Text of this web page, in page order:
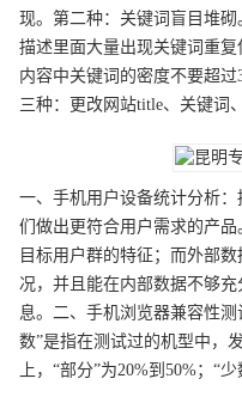
现。第二种：关键词盲目堆
描述里面大量出现关键词重复
内容中关键词的密度不要超
三种：更改网站title、关键词
一、手机用户设备统计分析
们做出更符合用户需求的产
目标用户群的特征；而外部
况，并且能在内部数据不够
息。二、手机浏览器兼容性
数”是指在测试过的机型中，
上，“部分”为20%到50%；“少